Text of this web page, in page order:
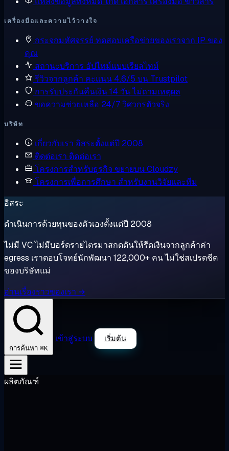
เครื่องมือและความไว้วางใจ
กระจกมหัศจรรย์ ทดสอบเครือข่ายของเราจาก IP ของ
คุณ
สถานะบริการ อัปไทม์แบบเรียลไทม์
รีวิวจากลูกค้า คะแนน 4.6/5 บน Trustpilot
การรับประกันคืนเงิน14 วัน ไม่ถามเหตุผล
ขอความช่วยเหลือ 24/7 วิศวกรตัวจริง
บริษัท
เกี่ยวกับเรา อิสระตั้งแต่ปี 2008
ติดต่อเรา ติดต่อเรา
โครงการสำหรับธุรกิจ ขยายบน Cloudzy
โครงการเพื่อการศึกษา สำหรับงานวิจัยและทีม
อิสระ
ดำเนินการด้วยทุนของตัวเองตั้งแต่ปี 2008
ไม่มี VC ไม่มีบอร์ดรายไตรมาสกดดันให้รีดเงินจากลูกค้าค่า
egress เราตอบโจทย์นักพัฒนา 122,000+ คน ไม่ใช่สเปรดชีต
ของบริษัทแม่
อ่านเรื่องราวของเรา →
การค้นหา ⌘K
เข้าสู่ระบบ เริ่มต้น
ผลิตภัณฑ์